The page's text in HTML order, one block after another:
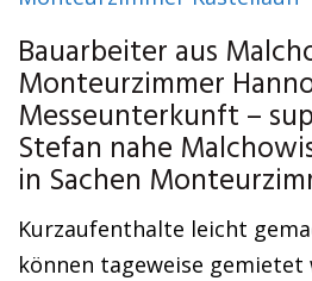
Bauarbeiter aus
Monteurzimmer
Messeunterkunft –
Stefan nahe
in Sachen
Kurzaufenthalte leicht
können tageweise